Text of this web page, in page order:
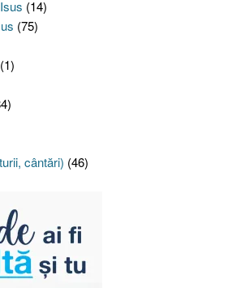
(14)
(75)
(1)
cântări) (46)